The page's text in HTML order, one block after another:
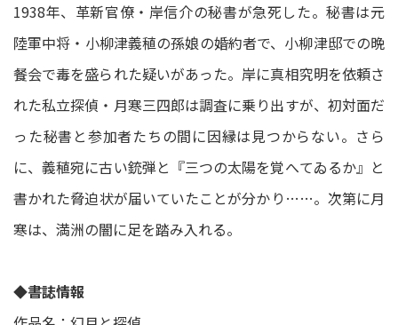
1938年、革新官僚・岸信介の秘書が急死した。秘書は元
陸軍中将・小柳津義稙の孫娘の婚約者で、小柳津邸での晩
餐会で毒を盛られた疑いがあった。岸に真相究明を依頼さ
れた私立探偵・月寒三四郎は調査に乗り出すが、初対面だ
った秘書と参加者たちの間に因縁は見つからない。さら
に、義稙宛に古い銃弾と『三つの太陽を覚へてゐるか』と
書かれた脅迫状が届いていたことが分かり……。次第に月
寒は、満洲の闇に足を踏み入れる。
◆書誌情報